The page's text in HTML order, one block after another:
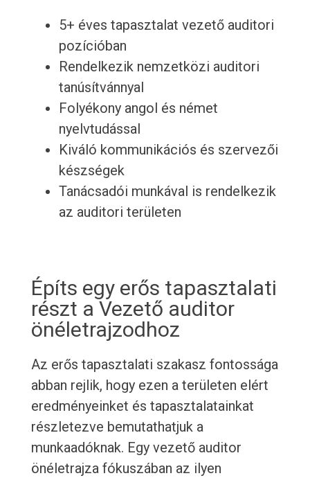
5+ éves tapasztalat vezető auditori
pozícióban
Rendelkezik nemzetközi auditori
tanúsítvánnyal
Folyékony angol és német
nyelvtudással
Kiváló kommunikációs és szervezői
készségek
Tanácsadói munkával is rendelkezik
az auditori területen
Építs egy erős tapasztalati
részt a Vezető auditor
önéletrajzodhoz
Az erős tapasztalati szakasz fontossága
abban rejlik, hogy ezen a területen elért
eredményeinket és tapasztalatainkat
részletezve bemutathatjuk a
munkaadóknak. Egy vezető auditor
önéletrajza fókuszában az ilyen